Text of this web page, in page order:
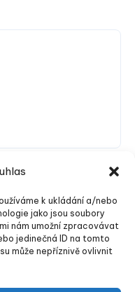
k ukládání a/nebo
jako jsou soubory
nám umožní zpracovávat
jedinečná ID na tomto
může nepříznivě ovlivnit